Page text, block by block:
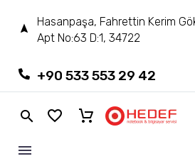
Hasanpaşa, Fahrettin Kerim
Apt No:63 D:1, 34722
+90 533 553 29 42